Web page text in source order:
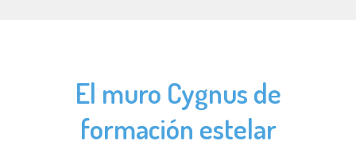
El muro Cygnus de
formación estelar